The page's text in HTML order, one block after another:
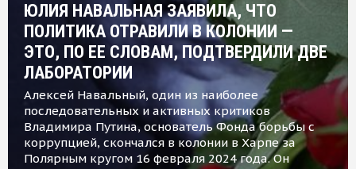
ЮЛИЯ НАВАЛЬНАЯ ЗАЯВИЛА, ЧТО
ПОЛИТИКА ОТРАВИЛИ В КОЛОНИИ —
ЭТО, ПО ЕЕ СЛОВАМ, ПОДТВЕРДИЛИ ДВЕ
ЛАБОРАТОРИИ
Алексей Навальный, один из наиболее
последовательных и активных критиков
Владимира Путина, основатель Фонда борьбы с
коррупцией, скончался в колонии в Харпе за
Полярным кругом 16 февраля 2024 года. Он